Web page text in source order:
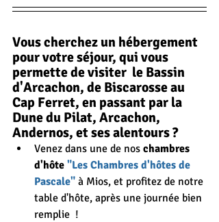
Vous cherchez un hébergement
pour votre séjour, qui vous
permette de visiter  le Bassin
d'Arcachon, de Biscarosse au
Cap Ferret, en passant par la
Dune du Pilat, Arcachon,
Andernos, et ses alentours ?
Venez dans une de nos chambres
d'hôte "Les Chambres d'hôtes de
Pascale" à Mios, et profitez de notre
table d'hôte, après une journée bien
remplie  !